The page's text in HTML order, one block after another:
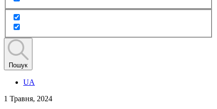
Пошук
UA
1 Травня, 2024